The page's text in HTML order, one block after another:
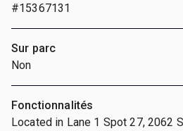
#15367131
Sur parc
Non
Fonctionnalités
Located in Lane 1 Spot 27, 2062